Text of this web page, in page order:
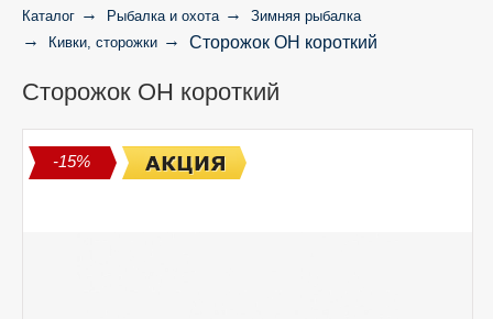
Каталог Рыбалка и охота
Зимняя рыбалка
Кивки, сторожки
Сторожок ОН короткий
Сторожок ОН короткий
-15%